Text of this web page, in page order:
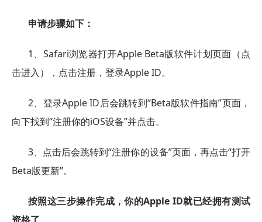
申请步骤如下：
1、Safari浏览器打开Apple Beta版软件计划页面（点
击进入），点击注册，登录Apple ID。
2、登录Apple ID后会跳转到“Beta版软件指南”页面，
向下找到“注册你的iOS设备”并点击。
3、点击后会跳转到“注册你的设备”页面，再点击“打开
Beta版更新”。
按照这三步操作完成，你的Apple ID就已经拥有测试